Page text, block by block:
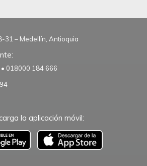
31 – Medellín, Antioquia
• 018000 184 666
la aplicación móvil:
–